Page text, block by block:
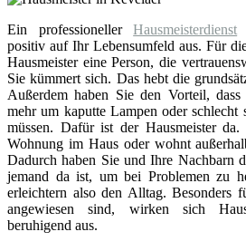
Ein professionellerHausmeisterdienst
positiv auf Ihr Lebensumfeld aus. Für
Hausmeister eine Person, die
Sie kümmert sich. Das hebt die
Außerdem haben Sie den Vorteil,
mehr um kaputte Lampen oder schlecht
müssen. Dafür ist der Hausmeister
Wohnung im Haus oder wohnt
Dadurch haben Sie und Ihre Nachbarn
jemand da ist, um bei Problemen zu
erleichtern also den Alltag. Besonders
angewiesen sind, wirken sich
beruhigend aus.